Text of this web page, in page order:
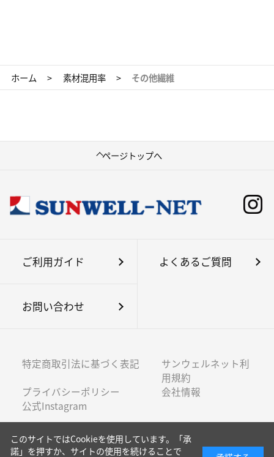
ホーム > 素材混用率 > その他繊維
ページトップへ
ご利用ガイド よくあるご質問
お問い合わせ
特定商取引法に基づく表記
サンウェルネット利
用規約
プライバシーポリシー
会社情報
公式Instagram
このサイトではCookieを使用しています。「承
諾」を押すか、サイトの使用を続けることで